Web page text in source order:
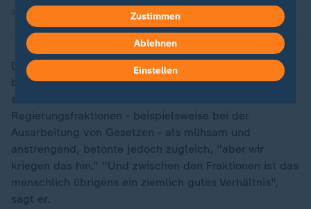
28.04.2026 | 2:37 min
Das angebliche Reden über eine Minderheitsregierung
bezeichnete Röttgen als "Unsinn". Der CDU-Politiker
schilderte die Zusammenarbeit der
Regierungsfraktionen - beispielsweise bei der
Ausarbeitung von Gesetzen - als mühsam und
anstrengend, betonte jedoch zugleich, "aber wir
kriegen das hin." "Und zwischen den Fraktionen ist das
menschlich übrigens ein ziemlich gutes Verhältnis",
sagt er.
Zustimmen
Ablehnen
Einstellen